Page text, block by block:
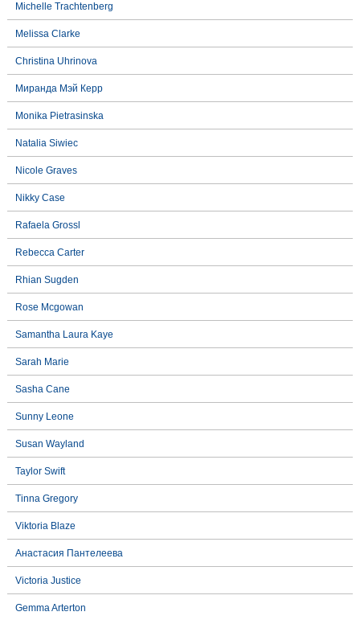
Michelle Trachtenberg
Melissa Clarke
Christina Uhrinova
Миранда Мэй Керр
Monika Pietrasinska
Natalia Siwiec
Nicole Graves
Nikky Case
Rafaela Grossl
Rebecca Carter
Rhian Sugden
Rose Mcgowan
Samantha Laura Kaye
Sarah Marie
Sasha Cane
Sunny Leone
Susan Wayland
Taylor Swift
Tinna Gregory
Viktoria Blaze
Анастасия Пантелеева
Victoria Justice
Gemma Arterton